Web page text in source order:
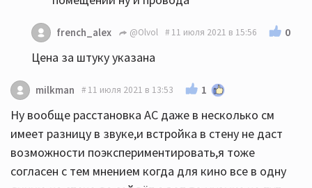
french_alex @Olvol 11 июля 2021 в 15:56 0
Цена за штуку указана
milkman 11 июля 2021 в 13:53 1
Ну вообще расстановка АС даже в несколько см
имеет разницу в звуке,и встройка в стену не даст
возможности поэкспериментировать,я тоже
согласен с тем мнением когда для кино все в одну